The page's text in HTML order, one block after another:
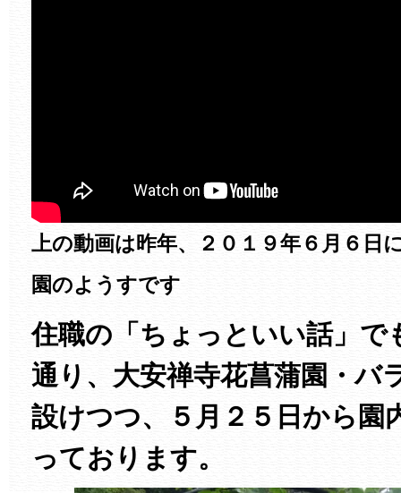
上の動画は昨年、２０１９年６月６日
園のようすです
住職の「ちょっといい話」で
通り、大安禅寺花菖蒲園・バ
設けつつ、５月２５日から園
っております。